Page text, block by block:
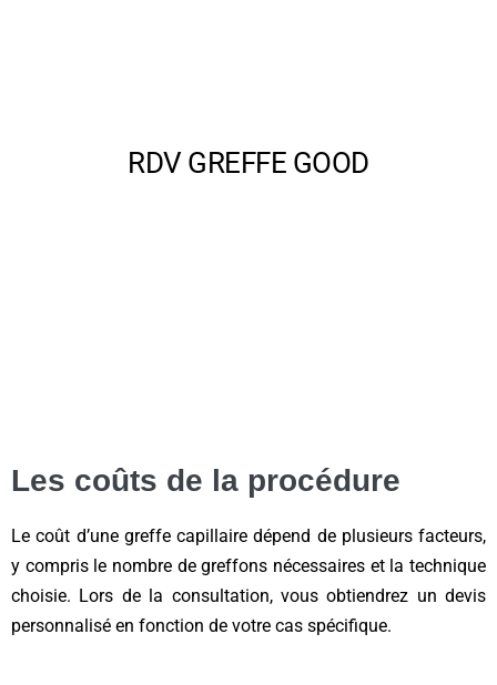
Les coûts de la procédure
Le coût d’une greffe capillaire dépend de plusieurs facteurs,
y compris le nombre de greffons nécessaires et la technique
choisie. Lors de la consultation, vous obtiendrez un devis
personnalisé en fonction de votre cas spécifique.